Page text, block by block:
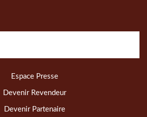
Espace Presse
Devenir Revendeur
Devenir Partenaire